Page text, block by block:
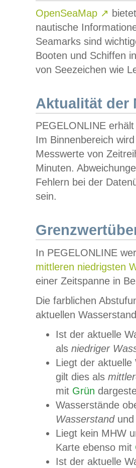
OpenSeaMap ↗
nautische
Seamarks sind
Booten und Schiffen
von Seezeichen wie
Aktualität der
PEGELONLINE
Im Binnenbereich
Messwerte von
Minuten.
Fehlern bei der
sein.
In PEGELONLINE
mittleren niedrigsten
einer Zeitspanne in
Die farblichen
aktuellen
Ist der aktuelle
als niedriger
Liegt der
gilt dies als
mit Grün
Wasserstände
Wasserstandund
Liegt kein MHW
Karte ebenso mit
Ist der aktuelle